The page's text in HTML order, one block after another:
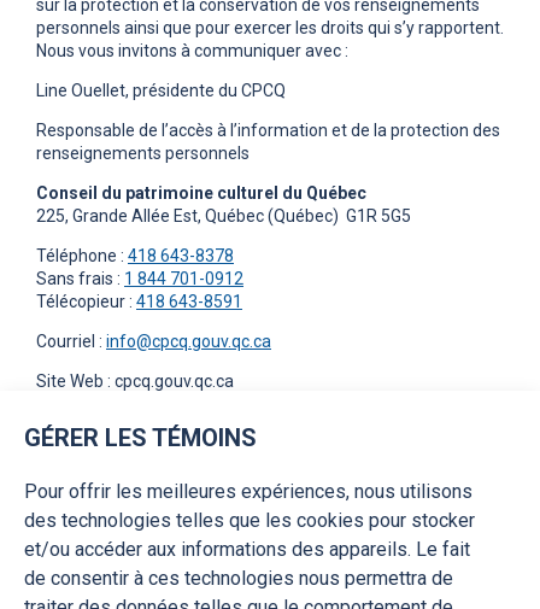
GÉRER LES TÉMOINS
Pour offrir les meilleures expériences, nous utilisons
des technologies telles que les cookies pour stocker
et/ou accéder aux informations des appareils. Le fait
de consentir à ces technologies nous permettra de
sur la protection et la conservation de vos renseignements
personnels ainsi que pour exercer les droits qui s’y rapportent.
Nous vous invitons à communiquer avec :
Line Ouellet, présidente du CPCQ
Responsable de l’accès à l’information et de la protection des
renseignements personnels
Conseil du patrimoine culturel du Québec
225, Grande Allée Est, Québec (Québec) G1R 5G5
Téléphone : 418 643-8378
Sans frais : 1 844 701-0912
Télécopieur : 418 643-8591
Courriel : info@cpcq.gouv.qc.ca
Site Web : cpcq.gouv.qc.ca
MODIFICATION DE LA POLITIQUE DE
Des modifications peuvent être apportées à la présente
politique. Ces modifications seront affichées sur notre site
Web et entreront en vigueur immédiatement après
l’affichage. En continuant d’utiliser notre site Web après la